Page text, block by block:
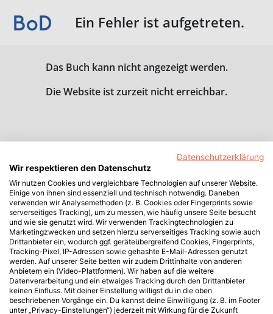
Ein Fehler ist aufgetreten.
Das Buch kann nicht angezeigt werden.
Die Website ist zurzeit nicht erreichbar.
Datenschutzerklärung
Wir respektieren den Datenschutz
Wir nutzen Cookies und vergleichbare Technologien auf unserer Website.
Einige von ihnen sind essenziell und technisch notwendig. Daneben
verwenden wir Analysemethoden (z. B. Cookies oder Fingerprints sowie
serverseitiges Tracking), um zu messen, wie häufig unsere Seite besucht
und wie sie genutzt wird. Wir verwenden Trackingtechnologien zu
Marketingzwecken und setzen hierzu serverseitiges Tracking sowie auch
Drittanbieter ein, wodurch ggf. geräteübergreifend Cookies, Fingerprints,
Tracking-Pixel, IP-Adressen sowie gehashte E-Mail-Adressen genutzt
werden. Auf unserer Seite betten wir zudem Drittinhalte von anderen
Anbietern ein (Video-Plattformen). Wir haben auf die weitere
Datenverarbeitung und ein etwaiges Tracking durch den Drittanbieter
keinen Einfluss. Mit deiner Einstellung willigst du in die oben
beschriebenen Vorgänge ein. Du kannst deine Einwilligung (z. B. im Footer
unter „Privacy-Einstellungen“) jederzeit mit Wirkung für die Zukunft